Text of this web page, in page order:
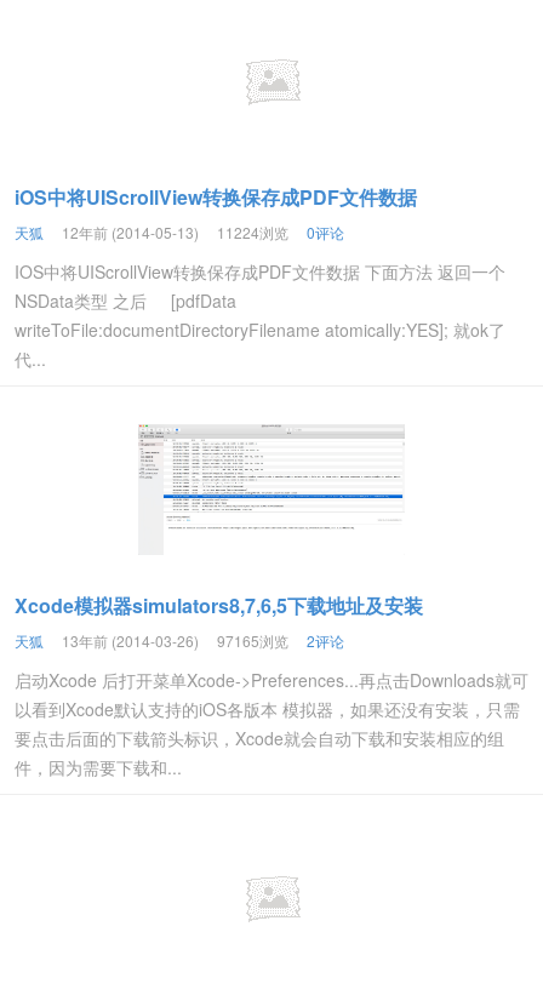
iOS中将UIScrollView转换保存成PDF文件数据
天狐 12年前 (2014-05-13) 11224浏览 0评论
IOS中将UIScrollView转换保存成PDF文件数据 下面方法 返回一个
NSData类型 之后 [pdfData
writeToFile:documentDirectoryFilename atomically:YES]; 就ok了
代...
Xcode模拟器simulators8,7,6,5下载地址及安装
天狐 13年前 (2014-03-26) 97165浏览 2评论
启动Xcode 后打开菜单Xcode->Preferences...再点击Downloads就可
以看到Xcode默认支持的iOS各版本 模拟器，如果还没有安装，只需
要点击后面的下载箭头标识，Xcode就会自动下载和安装相应的组
件，因为需要下载和...